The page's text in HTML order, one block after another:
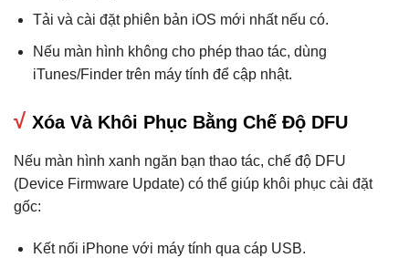
Tải và cài đặt phiên bản iOS mới nhất nếu có.
Nếu màn hình không cho phép thao tác, dùng
iTunes/Finder trên máy tính để cập nhật.
√ Xóa Và Khôi Phục Bằng Chế Độ DFU
Nếu màn hình xanh ngăn bạn thao tác, chế độ DFU
(Device Firmware Update) có thể giúp khôi phục cài đặt
gốc:
Kết nối iPhone với máy tính qua cáp USB.